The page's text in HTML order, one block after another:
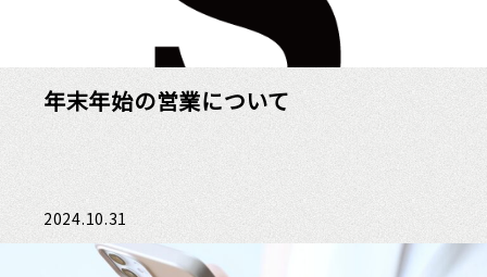
年末年始の営業について
2024.10.31